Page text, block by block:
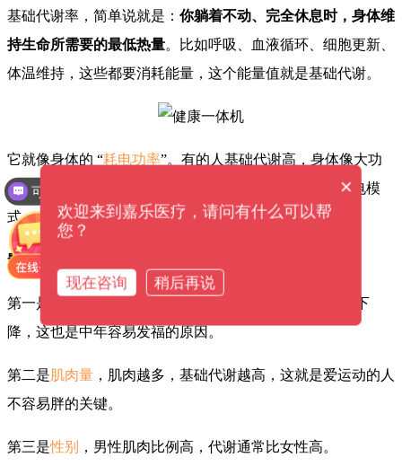
基础代谢率，简单说就是： 你躺着不动、完全休息时，身体维
持生命所需要的最低热量。比如呼吸、血液循环、细胞更新、
体温维持，这些都要消耗能量，这个能量值就是基础代谢。
它就像身体的 “耗电功率”。有的人基础代谢高，身体像大功
率电器，不动也在燃脂；有的人基础代谢低，身体像省电模
式，稍微多吃一点就囤成脂肪。
影响基础代谢的因素主要有这几个：
第一是
，年轻人代谢普遍更高，30 岁后每年会慢慢下
降，这也是中年容易发福的原因。
第二是 肌肉量 ，肌肉越多，基础代谢越高，这就是爱运动的人
不容易胖的关键。
第三是性别 ，男性肌肉比例高，代谢通常比女性高。
×
欢迎来到嘉乐医疗，请问有什么可以帮
您？
现在咨询 稍后再说